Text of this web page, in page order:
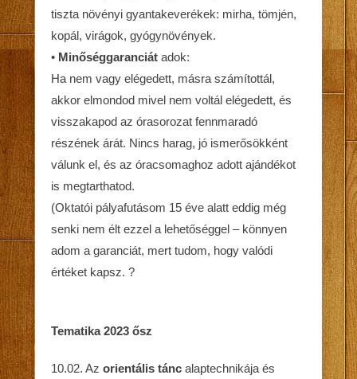
tiszta növényi gyantakeverékek: mirha, tömjén,
kopál, virágok, gyógynövények.
• Minőséggaranciát adok:
Ha nem vagy elégedett, másra számítottál,
akkor elmondod mivel nem voltál elégedett, és
visszakapod az órasorozat fennmaradó
részének árát. Nincs harag, jó ismerősökként
válunk el, és az óracsomaghoz adott ajándékot
is megtarthatod.
(Oktatói pályafutásom 15 éve alatt eddig még
senki nem élt ezzel a lehetőséggel – könnyen
adom a garanciát, mert tudom, hogy valódi
értéket kapsz. ?
Tematika 2023 ősz
10.02. Az orientális tánc alaptechnikája és